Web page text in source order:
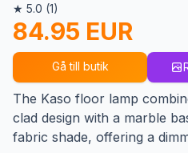
★ 5.0 (1)
84.95 EUR
Gå till butik
The Kaso floor lamp
clad design with a marble
fabric shade, offering a